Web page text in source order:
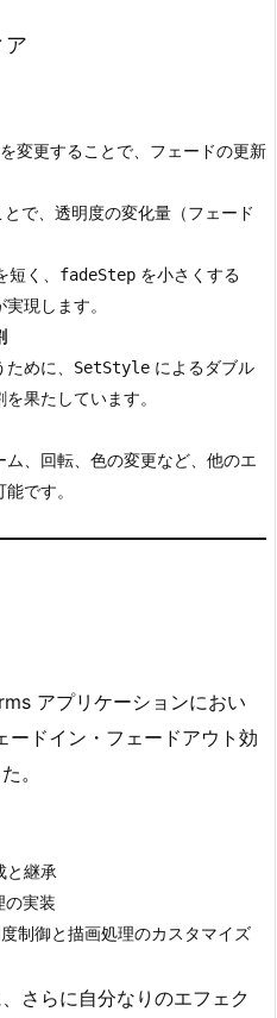
ア
変更することで、フェードの更新
で、透明度の変化量（フェード
短く、 fadeStep を小さくする
現します。
めに、 SetStyle によるダブル
果たしています。
、回転、色の変更など、他のエ
です。
アプリケーションにおい
ドイン・フェードアウト効
。
と継承
の実装
制御と描画処理のカスタマイズ
さらに自分なりのエフェク